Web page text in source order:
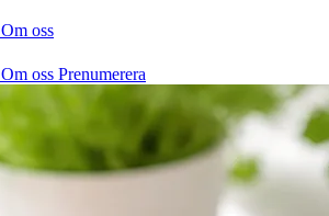
Om oss
Om oss Prenumerera